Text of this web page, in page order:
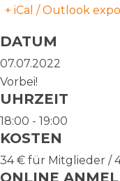
+ iCal / Outlook
DATUM
07.07.2022
Vorbei!
UHRZEIT
18:00 - 19:00
KOSTEN
34 € für Mitglieder /
ONLINE